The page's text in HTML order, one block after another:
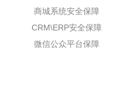
商城系统安全保障
CRM\ERP安全保障
微信公众平台保障